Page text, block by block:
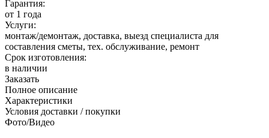
Гарантия:
от 1 года
Услуги:
монтаж/демонтаж, доставка, выезд специалиста для
составления сметы, тех. обслуживание, ремонт
Срок изготовления:
в наличии
Заказать
Полное описание
Характеристики
Условия доставки / покупки
Фото/Видео